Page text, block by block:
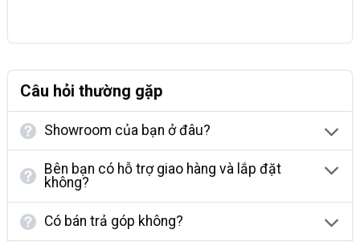
Câu hỏi thường gặp
Showroom của bạn ở đâu?
Bên bạn có hỗ trợ giao hàng và lắp đặt
không?
Có bán trả góp không?